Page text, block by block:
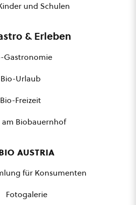
und Schulen
& Erleben
Gastronomie
Bio-Urlaub
Bio-Freizeit
am Biobauernhof
austria
für Konsumenten
Fotogalerie